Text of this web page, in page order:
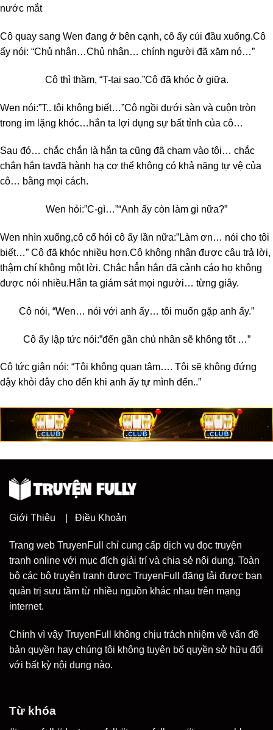
nước mắt
Cô quay sang Wen đang ở bên cạnh, cô ấy cúi đầu xuống.Cô
ấy nói: “Chủ nhân…Chủ nhân… chính người đã xăm nó…”
Cô thì thầm, “T-tại sao.”Cô đã khóc ở giữa.
Wen nói:”T.. tôi không biết…”Cô ngồi dưới sàn và cuộn tròn
trong im lặng khóc…hắn ta lợi dụng sự bất tỉnh của cô…
Sau đó… chắc chắn là hắn ta cũng đã chạm vào tôi… chắc
chắn hắn tavđã hành hạ cơ thể không có khả năng tự vệ của
cô… bằng mọi cách.
Wen hỏi:”C-gì…”“Anh ấy còn làm gì nữa?”
Wen nhìn xuống,cô cố hỏi cô ấy lần nữa:”Làm ơn… nói cho tôi
biết…” Cô đã khóc nhiều hơn.Cô không nhận được câu trả lời,
thậm chí không một lời. Chắc hẳn hắn đã cảnh cáo họ không
được nói nhiều.Hắn ta giám sát mọi người… từng giây.
Cô nói, “Wen… nói với anh ấy… tôi muốn gặp anh ấy.”
Cô ấy lập tức nói:”đến gần chủ nhân sẽ không tốt …”
Cô tức giận nói: “Tôi không quan tâm…. Tôi sẽ không đứng
dậy khỏi đây cho đến khi anh ấy tự mình đến..”
Giới Thiệu Điều Khoản
Trang web TruyenFull chỉ cung cấp dịch vụ đọc truyện
tranh online với mục đích giải trí và chia sẻ nội dung. Toàn
bộ các bộ truyện tranh được TruyenFull đăng tải được bạn
quản trị sưu tầm từ nhiều nguồn khác nhau trên mạng
internet.
Chính vì vậy TruyenFull không chịu trách nhiệm về vấn đề
bản quyền hay chúng tôi không tuyên bố quyền sở hữu đối
với bất kỳ nội dung nào.
Từ khóa